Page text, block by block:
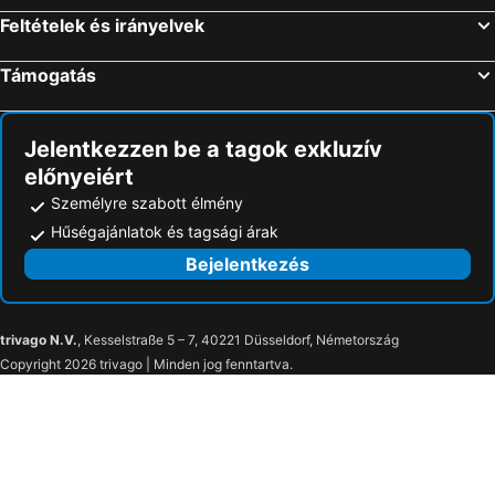
Kanborani
Club Med Kani - Maldives
Dreams Grand
Maagiri Hotel
Feltételek és irányelvek
Támogatás
Jelentkezzen be a tagok exkluzív
előnyeiért
Személyre szabott élmény
Hűségajánlatok és tagsági árak
Bejelentkezés
trivago N.V., Kesselstraße 5 – 7, 40221 Düsseldorf, Németország
Copyright 2026 trivago | Minden jog fenntartva.